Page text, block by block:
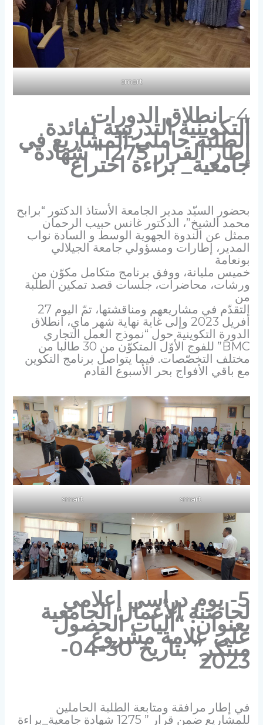
smart
4- انطلاق الدورات
التكوينية التدريبية لفائدة
الطلبة حاملي المشاريع في
إطار القرار 1275″ شهادة
جامعية_ براءة اختراع“
بحضور السيّد مدير الجامعة الأستاذ الدكتور “برابح
محمد الشيخ”، الدكتور غانس حبيب الرحمان
ممثل عن الندوة الجهوية الوسط و السادة نواب
المدير، إطارات ومسؤولي جامعة الجيلالي
بونعامة
خميس مليانة، ووفق برنامج متكامل مكوّن من
ورشات، محاضرات، جلسات قصد تمكين الطلبة
من
التقدّم في مشاريعهم ومناقشتها، تمّ اليوم 27
أفريل 2023 وإلى غاية نهاية شهر ماي، انطلاق
الدورة التكوينية حول “نموذج العمل التجاري
BMC” للفوج الأوّل المتكوّن من 30 طالبا من
مختلف التخصّصات. فيما يتواصل برنامج التكوين
مع باقي الأفواج بحر الأسبوع القادم
smart
smart
5- يوم دراسي إعلامي
لحاضنة الأعمال الجامعية
بعنوان: “آليات الحصول
على علامة مشروع مبتكر” بتاريخ 30-04- 2023
في إطار مرافقة ومتابعة الطلبة الحاملين
للمشاريع ضمن قرار ” 1275 شهادة جامعية_براءة